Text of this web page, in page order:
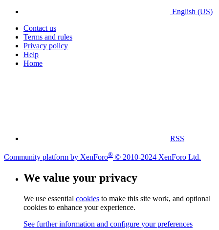
English (US)
Contact us
Terms and rules
Privacy policy
Help
Home
RSS
Community platform by XenForo® © 2010-2024 XenForo Ltd.
We value your privacy
We use essential cookies to make this site work, and optional
cookies to enhance your experience.
See further information and configure your preferences